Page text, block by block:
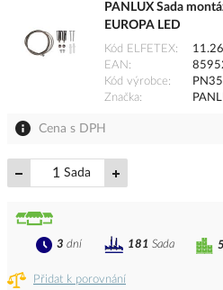
PANLUX Sada
EUROPA LED
Kód ELFETEX
EAN
Kód výrobce
Značka
Cena s DPH
Sada
Přidat k porovnání
5
3 dní 181 Sada